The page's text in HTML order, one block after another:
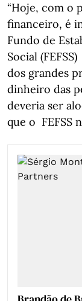
“Hoje, com o
financeiro, é
Fundo de
Social
dos grandes
dinheiro das
deveria ser
que o FEFSS